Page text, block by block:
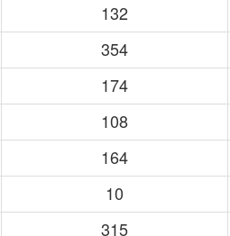
132
354
174
108
164
10
315